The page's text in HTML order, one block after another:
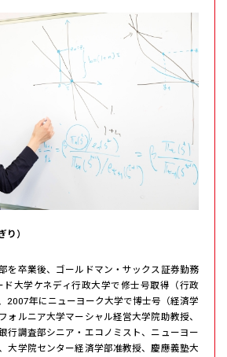
り）
を卒業後、ゴールドマン・サックス証券勤務
大学ケネディ行政大学で修士号取得（行政
2007年にニューヨーク大学で博士号（経済学
ォルニア大学マーシャル経営大学院助教授、
行調査部シニア・エコノミスト、ニューヨー
大学院センター経済学部准教授、慶應義塾大